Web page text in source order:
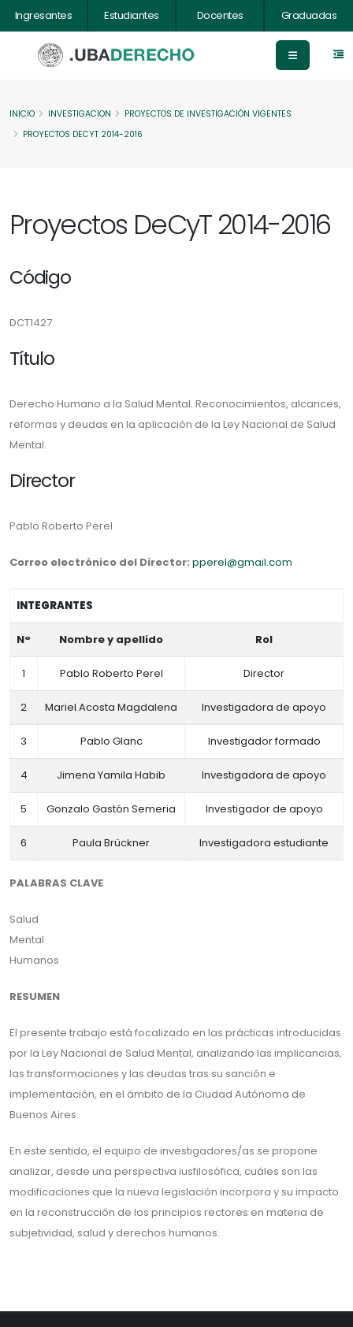
Ingresantes Estudiantes Docentes Graduadas
INICIO INVESTIGACION
PROYECTOS DE INVESTIGACIÓN VIGENTES
PROYECTOS DECYT 2014-2016
Proyectos DeCyT 2014-2016
Código
DCT1427
Título
Derecho Humano a la Salud Mental. Reconocimientos, alcances,
reformas y deudas en la aplicación de la Ley Nacional de Salud
Mental.
Director
Pablo Roberto Perel
Correo electrónico del Director: pperel@gmail.com
INTEGRANTES
N° Nombre y apellido Rol
1 Pablo Roberto Perel Director
2 Mariel Acosta Magdalena Investigadora de apoyo
3 Pablo Glanc Investigador formado
4 Jimena Yamila Habib Investigadora de apoyo
5 Gonzalo Gastón Semeria Investigador de apoyo
6 Paula Brückner Investigadora estudiante
PALABRAS CLAVE
Salud
Mental
Humanos
RESUMEN
El presente trabajo está focalizado en las prácticas introducidas
por la Ley Nacional de Salud Mental, analizando las implicancias,
las transformaciones y las deudas tras su sanción e
implementación, en el ámbito de la Ciudad Autónoma de
Buenos Aires.
En este sentido, el equipo de investigadores/as se propone
analizar, desde una perspectiva iusfilosófica, cuáles son las
modificaciones que la nueva legislación incorpora y su impacto
en la reconstrucción de los principios rectores en materia de
subjetividad, salud y derechos humanos.